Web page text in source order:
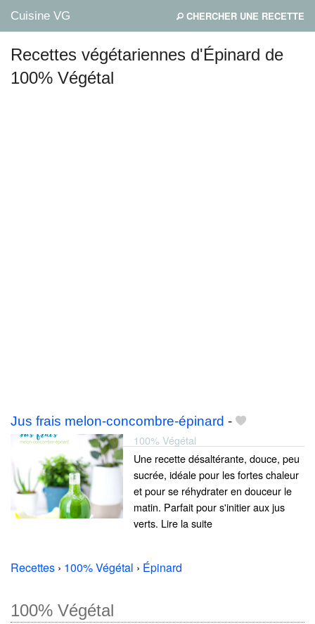
Cuisine VG CHERCHER UNE RECETTE
Mes blogs préférés
Recettes végétariennes d'Épinard de
100% Végétal
Jus frais melon-concombre-épinard -
100% Végétal
Une recette désaltérante, douce, peu
sucrée, idéale pour les fortes chaleur
et pour se réhydrater en douceur le
matin. Parfait pour s'initier aux jus
verts. Lire la suite
Recettes › 100% Végétal › Épinard
100% Végétal